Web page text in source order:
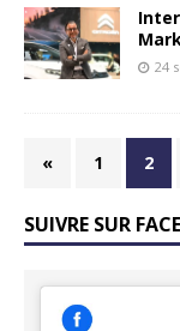
24
« 1 2
SUIVRE SUR